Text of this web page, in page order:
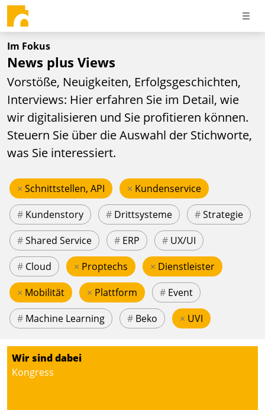
Im Fokus
News plus Views
Vorstöße, Neuigkeiten, Erfolgsgeschichten,
Interviews: Hier erfahren Sie im Detail, wie
wir digitalisieren und Sie profitieren können.
Steuern Sie über die Auswahl der Stichworte,
was Sie interessiert.
× Schnittstellen, API × Kundenservice
# Kundenstory # Drittsysteme #Strategie
#Shared Service # ERP # UX/UI
# Cloud × Proptechs × Dienstleister
× Mobilität × Plattform # Event
# Machine Learning # Beko × UVI
Wir sind dabei
Kongress